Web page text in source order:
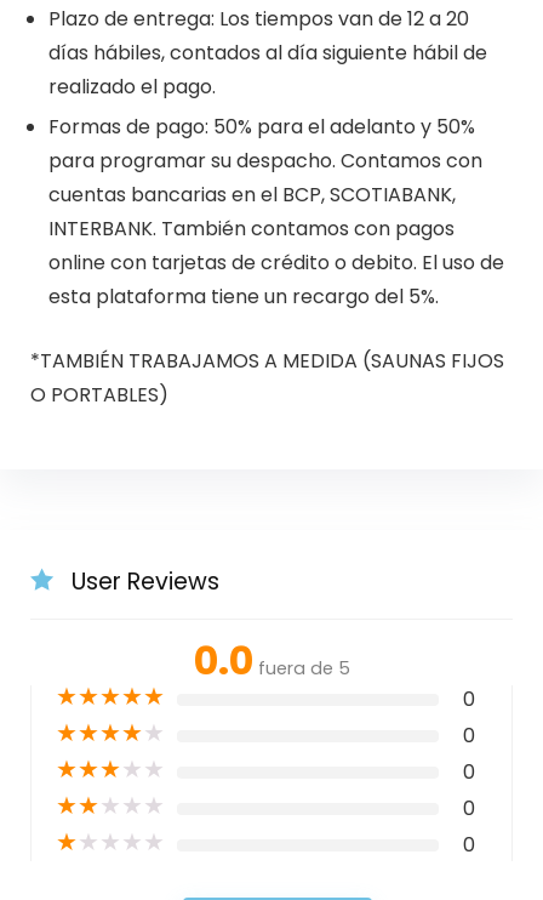
Plazo de entrega: Los tiempos van de 12 a 20
días hábiles, contados al día siguiente hábil de
realizado el pago.
Formas de pago: 50% para el adelanto y 50%
para programar su despacho. Contamos con
cuentas bancarias en el BCP, SCOTIABANK,
INTERBANK. También contamos con pagos
online con tarjetas de crédito o debito. El uso de
esta plataforma tiene un recargo del 5%.
*TAMBIÉN TRABAJAMOS A MEDIDA (SAUNAS FIJOS
O PORTABLES)
User Reviews
0.0 fuera de 5
★★★★★ 0
★★★★★ 0
★★★★★ 0
★★★★★ 0
★★★★★ 0